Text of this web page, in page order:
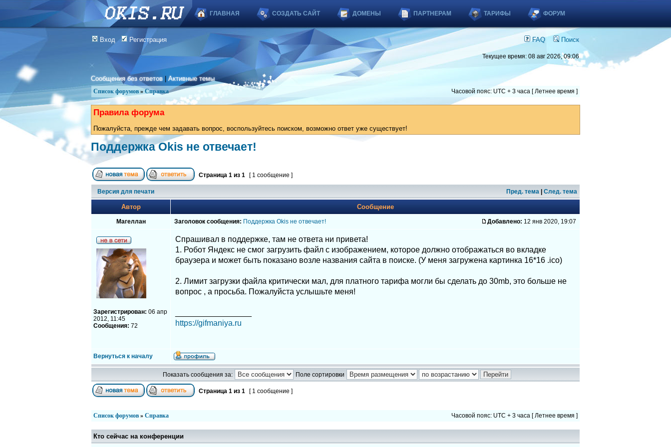
ГЛАВНАЯ СОЗДАТЬ САЙТ ДОМЕНЫ ПАРТНЕРАМ ТАРИФЫ ФОРУМ
Вход Регистрация FAQ Поиск
Текущее время: 08 авг 2026, 09:06
Сообщения без ответов |Активные темы
Список форумов » Справка Часовой пояс: UTC + 3 часа [ Летнее время ]
Правила форума
Пожалуйста, прежде чем задавать вопрос, воспользуйтесь поиском, возможно ответ уже существует!
Поддержка Okis не отвечает!
Страница 1 из 1 [ 1 сообщение ]
Версия для печати Пред. тема След. тема
Автор Сообщение
Магеллан Заголовок сообщения: Поддержка Okis не отвечает! Добавлено: 12 янв 2020, 19:07
Зарегистрирован: 06 апр
2012, 11:45
Сообщения: 72
Спрашивал в поддержке, там не ответа ни привета!
1. Робот Яндекс не смог загрузить файл с изображением, которое должно отображаться во вкладке
браузера и может быть показано возле названия сайта в поиске. (У меня загружена картинка 16*16 .ico)
2. Лимит загрузки файла критически мал, для платного тарифа могли бы сделать до 30mb, это больше не
вопрос , а просьба. Пожалуйста услышьте меня!
https://gifmaniya.ru
Вернуться к началу
Показать сообщения за: Поле сортировки
Страница 1 из 1 [ 1 сообщение ]
Список форумов » Справка Часовой пояс: UTC + 3 часа [ Летнее время ]
Кто сейчас на конференции